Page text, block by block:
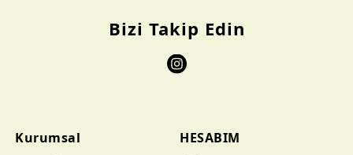
Bizi Takip Edin
Kurumsal HESABIM